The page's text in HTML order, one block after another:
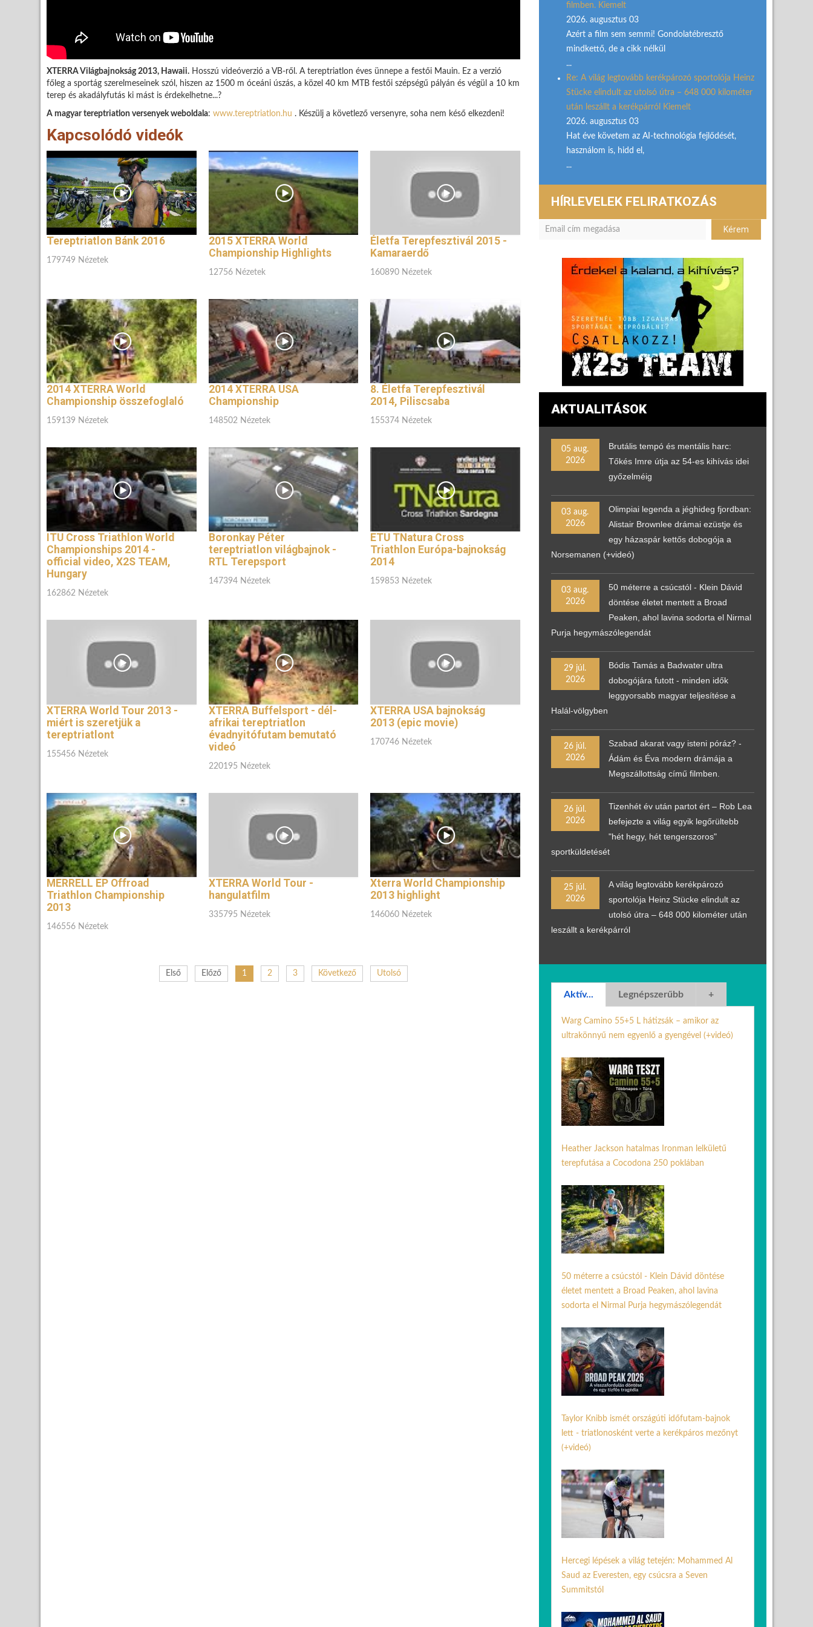
XTERRA Világbajnokság 2013, Hawaii. Hosszú videóverzió a VB-ről. A tereptriatlon éves ünnepe a festői Mauin. Ez a verzió
főleg a sportág szerelmeseinek szól, hiszen az 1500 m óceáni úszás, a közel 40 km MTB festői szépségű pályán és végül a 10 km
terep és akadályfutás ki mást is érdekelhetne...?
A magyar tereptriatlon versenyek weboldala: www.tereptriatlon.hu . Készülj a követlező versenyre, soha nem késő elkezdeni!
Kapcsolódó videók
Tereptriatlon Bánk 2016
179749 Nézetek
2015 XTERRA World
Championship Highlights
12756 Nézetek
Életfa Terepfesztivál 2015 -
Kamaraerdő
160890 Nézetek
2014 XTERRA World
Championship összefoglaló
159139 Nézetek
2014 XTERRA USA
Championship
148502 Nézetek
8. Életfa Terepfesztivál
2014, Piliscsaba
155374 Nézetek
ITU Cross Triathlon World
Championships 2014 -
official video, X2S TEAM,
Hungary
162862 Nézetek
Boronkay Péter
tereptriatlon világbajnok -
RTL Terepsport
147394 Nézetek
ETU TNatura Cross
Triathlon Európa-bajnokság
2014
159853 Nézetek
XTERRA World Tour 2013 -
miért is szeretjük a
tereptriatlont
155456 Nézetek
XTERRA Buffelsport - dél-
afrikai tereptriatlon
évadnyitófutam bemutató
videó
220195 Nézetek
XTERRA USA bajnokság
2013 (epic movie)
170746 Nézetek
MERRELL EP Offroad
Triathlon Championship
2013
146556 Nézetek
XTERRA World Tour -
hangulatfilm
335795 Nézetek
Xterra World Championship
2013 highlight
146060 Nézetek
Első Előző 1 2 3 Következő Utolsó
filmben. Kiemelt
2026. augusztus 03
Azért a film sem semmi! Gondolatébresztő
mindkettő, de a cikk nélkül
...
Re: A világ legtovább kerékpározó sportolója Heinz
Stücke elindult az utolsó útra – 648 000 kilométer
után leszállt a kerékpárról Kiemelt
2026. augusztus 03
Hat éve követem az AI-technológia fejlődését,
használom is, hidd el,
...
HÍRLEVELEK FELIRATKOZÁS
AKTUALITÁSOK
05 aug.
2026
Brutális tempó és mentális harc:
Tőkés Imre útja az 54-es kihívás idei
győzelméig
03 aug.
2026
Olimpiai legenda a jéghideg fjordban:
Alistair Brownlee drámai ezüstje és
egy házaspár kettős dobogója a
Norsemanen (+videó)
03 aug.
2026
50 méterre a csúcstól - Klein Dávid
döntése életet mentett a Broad
Peaken, ahol lavina sodorta el Nirmal
Purja hegymászólegendát
29 júl.
2026
Bódis Tamás a Badwater ultra
dobogójára futott - minden idők
leggyorsabb magyar teljesítése a
Halál-völgyben
26 júl.
2026
Szabad akarat vagy isteni póráz? -
Ádám és Éva modern drámája a
Megszállottság című filmben.
26 júl.
2026
Tizenhét év után partot ért – Rob Lea
befejezte a világ egyik legőrültebb
"hét hegy, hét tengerszoros"
sportküldetését
25 júl.
2026
A világ legtovább kerékpározó
sportolója Heinz Stücke elindult az
utolsó útra – 648 000 kilométer után
leszállt a kerékpárról
Aktív... Legnépszerűbb +
Warg Camino 55+5 L hátizsák – amikor az
ultrakönnyű nem egyenlő a gyengével (+videó)
Heather Jackson hatalmas Ironman lelkületű
terepfutása a Cocodona 250 poklában
50 méterre a csúcstól - Klein Dávid döntése
életet mentett a Broad Peaken, ahol lavina
sodorta el Nirmal Purja hegymászólegendát
Taylor Knibb ismét országúti időfutam-bajnok
lett - triatlonosként verte a kerékpáros mezőnyt
(+videó)
Hercegi lépések a világ tetején: Mohammed Al
Saud az Everesten, egy csúcsra a Seven
Summitstól